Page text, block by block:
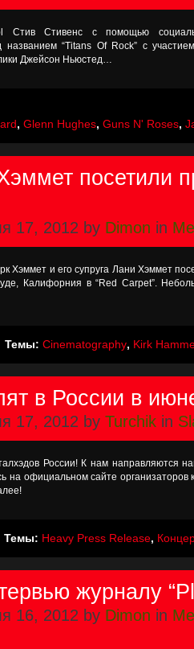
Стив Стивенс с помощью
“Titans Of Rock” с
Джейсон Ньюстед…
, Glenn Hughes, Guns N' Roses,
посетили
17, 2012 by Dimon in
Хэммет и его супруга Лани Хэммет
Калифорния в “Red Carpet”.
Темы: Cinematography, Kirk
в России в
17, 2012 by Turchik in
России! К нам направляются
на официальном сайте организаторов
Темы: Heavy Press Release,
журналу
16, 2012 by Dimon in